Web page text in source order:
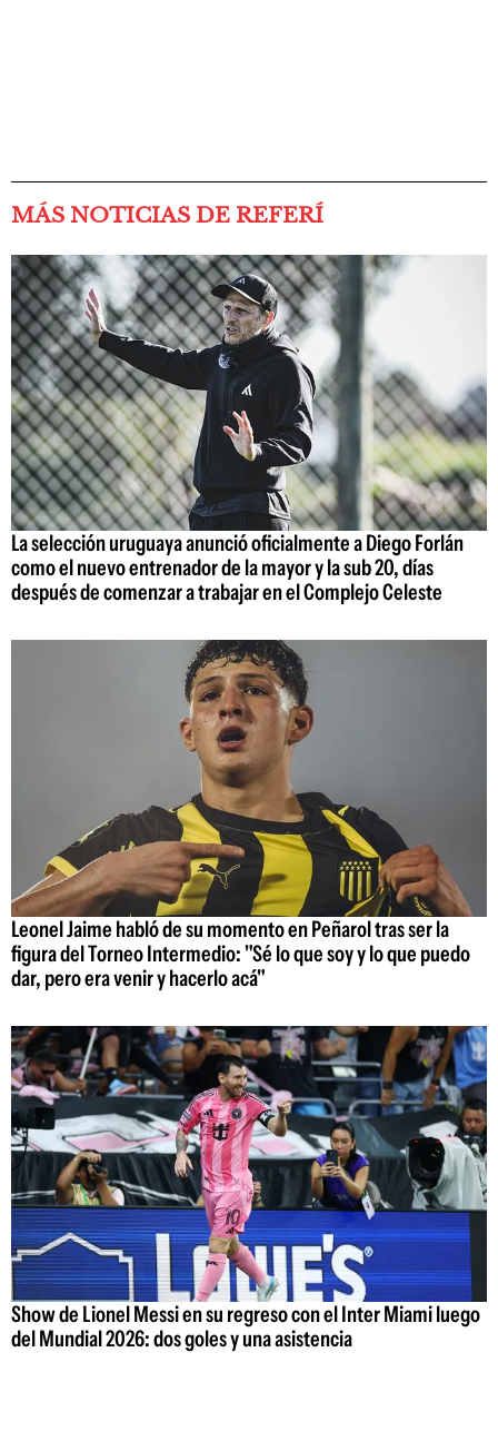
MÁS NOTICIAS DE REFERÍ
La selección uruguaya anunció oficialmente a Diego Forlán
como el nuevo entrenador de la mayor y la sub 20, días
después de comenzar a trabajar en el Complejo Celeste
Leonel Jaime habló de su momento en Peñarol tras ser la
figura del Torneo Intermedio: "Sé lo que soy y lo que puedo
dar, pero era venir y hacerlo acá"
Show de Lionel Messi en su regreso con el Inter Miami luego
del Mundial 2026: dos goles y una asistencia